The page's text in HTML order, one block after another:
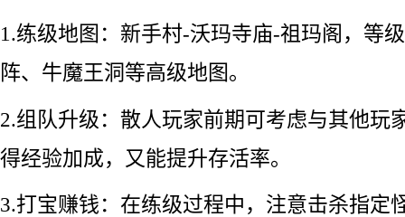
1.练级地图：新手村-沃玛寺庙-祖玛阁，等
阵、牛魔王洞等高级地图。
2.组队升级：散人玩家前期可考虑与其他玩
得经验加成，又能提升存活率。
3.打宝赚钱：在练级过程中，注意击杀指定